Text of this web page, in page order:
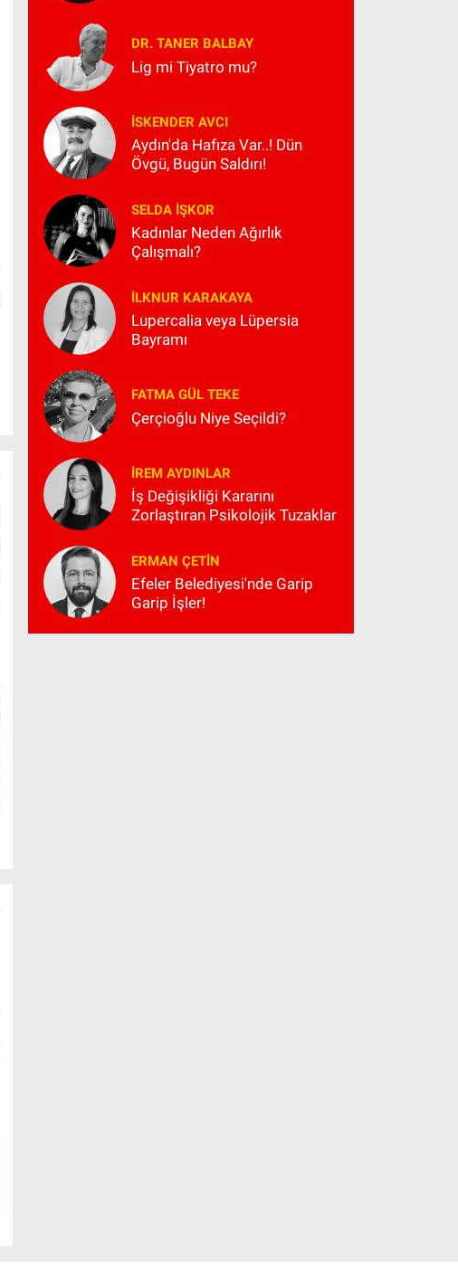
DR. TANER BALBAY
Lig mi Tiyatro mu?
İSKENDER AVCI
Aydın'da Hafıza Var..! Dün
Övgü, Bugün Saldırı!
SELDA İŞKOR
Kadınlar Neden Ağırlık
Çalışmalı?
İLKNUR KARAKAYA
Lupercalia veya Lüpersia
Bayramı
FATMA GÜL TEKE
Çerçioğlu Niye Seçildi?
İREM AYDINLAR
İş Değişikliği Kararını
Zorlaştıran Psikolojik Tuzaklar
ERMAN ÇETIN
Efeler Belediyesi'nde Garip
Garip İşler!